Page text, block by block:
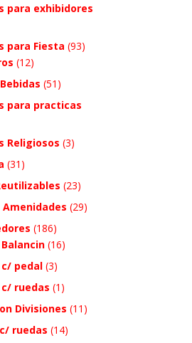
para exhibidores
para Fiesta (93)
(12)
(51)
para practicas
Religiosos (3)
(31)
(23)
(29)
(186)
(16)
pedal (3)
ruedas (1)
Divisiones (11)
ruedas (14)